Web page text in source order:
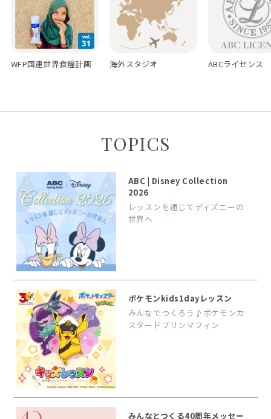
WFP国連世界食糧計画 海外スタジオ ABCライセンス
TOPICS
ABC | Disney Collection
2026
レッスンを通じてディズニーの
世界へ
ポケモンkids1dayレッスン
みんなでつくろう♪ポケモンカ
スタードプリンマフィン
みんなとつくる40周年メッセー